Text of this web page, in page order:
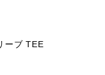
ーブ TEE